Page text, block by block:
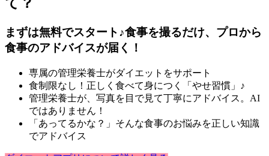
て？
まずは無料でスタート♪食事を撮るだけ、プロから
食事のアドバイスが届く！
専属の管理栄養士がダイエットをサポート
食制限なし！正しく食べて身につく「やせ習慣」♪
管理栄養士が、写真を目で見て丁寧にアドバイス。AI
ではありません！
「あってるかな？」そんな食事のお悩みを正しい知識
でアドバイス